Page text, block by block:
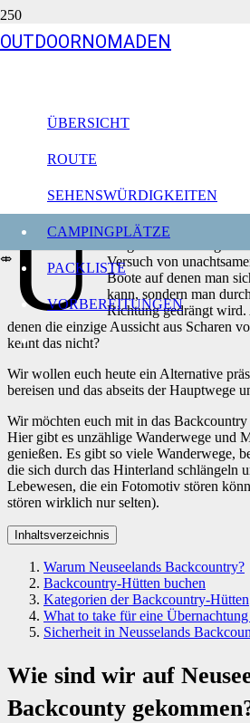
OUTDOORNOMADEN
ÜBERSICHT
ROUTE
SEHENSWÜRDIGKEITEN
CAMPINGPLÄTZE
PACKLISTE
VORBEREITUNGEN
⤄
Im Backcountry von
vom
Neuseeland
Ü
berlaufene
Versuch von
Boote auf denen man
kann, sondern man
Richtung gedrängt wird.
denen die einzige Aussicht aus Scharen
kennt das nicht?
Wir wollen euch heute ein Alternative
bereisen und das abseits der Hauptwege
Wir möchten euch mit in das
Hier gibt es unzählige Wanderwege und
genießen. Es gibt so viele Wanderwege,
die sich durch das Hinterland schlängeln
Lebewesen, die ein Fotomotiv stören
stören wirklich nur selten).
Inhaltsverzeichnis
Warum Neuseelands Backcountry?
Backcountry-Hütten buchen
Kategorien der Backcountry-Hütten
What to take für eine
Sicherheit in Neusselands
Wie sind wir auf
Backcounty